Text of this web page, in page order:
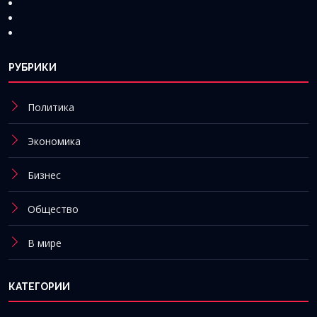
РУБРИКИ
Политика
Экономика
Бизнес
Общество
В мире
КАТЕГОРИИ